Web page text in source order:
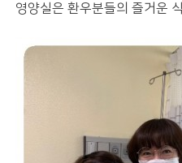
영양실은 환우분들의 즐거운